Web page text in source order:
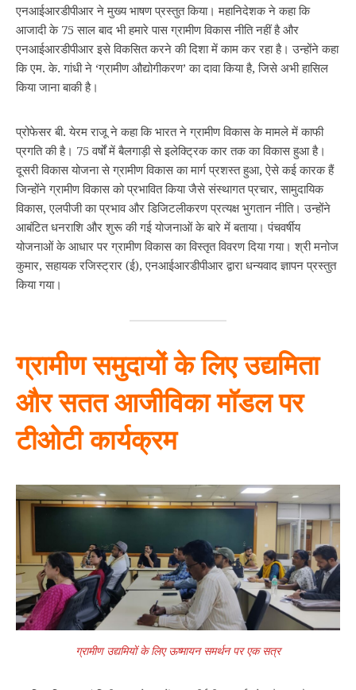
एनआईआरडीपीआर ने मुख्य भाषण प्रस्‍तुत किया। महानिदेशक ने कहा कि
आजादी के 75 साल बाद भी हमारे पास ग्रामीण विकास नीति नहीं है और
एनआईआरडीपीआर इसे विकसित करने की दिशा में काम कर रहा है। उन्होंने कहा
कि एम. के. गांधी ने ‘ग्रामीण औद्योगीकरण’ का दावा किया है, जिसे अभी हासिल
किया जाना बाकी है।
प्रोफेसर बी. येरम राजू ने कहा कि भारत ने ग्रामीण विकास के मामले में काफी
प्रगति की है। 75 वर्षों में बैलगाड़ी से इलेक्ट्रिक कार तक का विकास हुआ है।
दूसरी विकास योजना से ग्रामीण विकास का मार्ग प्रशस्त हुआ, ऐसे कई कारक हैं
जिन्होंने ग्रामीण विकास को प्रभावित किया जैसे संस्थागत प्रचार, सामुदायिक
विकास, एलपीजी का प्रभाव और डिजिटलीकरण प्रत्यक्ष भुगतान नीति। उन्होंने
आबंटित धनराशि और शुरू की गई योजनाओं के बारे में बताया। पंचवर्षीय
योजनाओं के आधार पर ग्रामीण विकास का विस्तृत विवरण दिया गया। श्री मनोज
कुमार, सहायक रजिस्‍ट्रार (ई), एनआईआरडीपीआर द्वारा धन्यवाद ज्ञापन प्रस्‍तुत
किया गया।
ग्रामीण समुदायों के लिए उद्यमिता
और सतत आजीविका मॉडल पर
टीओटी कार्यक्रम
ग्रामीण उद्यमियों के लिए ऊष्मायन समर्थन पर एक सत्र